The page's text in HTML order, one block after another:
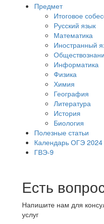
Предмет
Итоговое
Русский язык
Математика
Иностранный
Информатика
Физика
Химия
География
Литература
История
Биология
Полезные статьи
Календарь ОГЭ 2024
ГВЭ-9
Есть
Напишите нам для
услуг